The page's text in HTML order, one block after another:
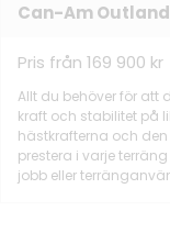
Can-Am
Pris från 169 900 kr
Allt du behöver för att
kraft och stabilitet på
hästkrafterna och
prestera i varje
jobb eller